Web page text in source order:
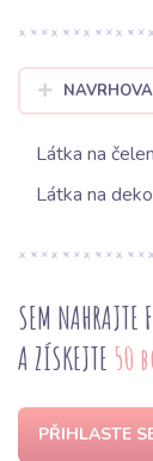
Látka na
Látka na
SEM NAHRAJTE
A ZÍSKEJTE 50
PŘIHLASTE